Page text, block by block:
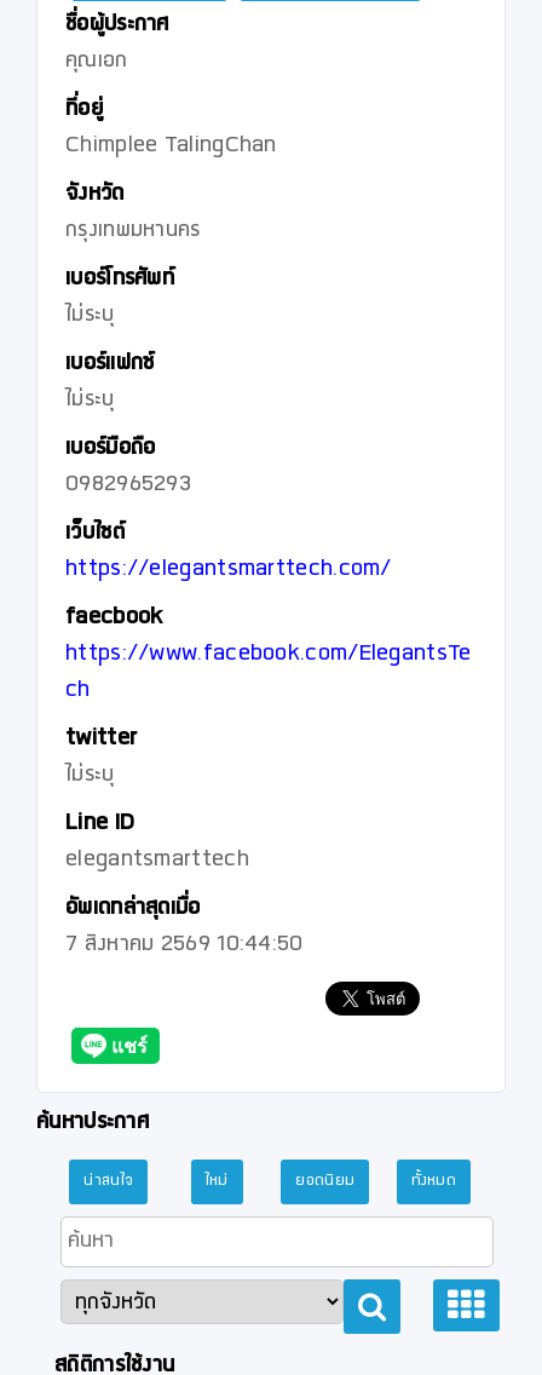
ชื่อผู้ประกาศ
คุณเอก
ที่อยู่
Chimplee TalingChan
จังหวัด
กรุงเทพมหานคร
เบอร์โทรศัพท์
ไม่ระบุ
เบอร์แฟกซ์
ไม่ระบุ
เบอร์มือถือ
0982965293
เว็บไซต์
https://elegantsmarttech.com/
faecbook
https://www.facebook.com/ElegantsTe
ch
twitter
ไม่ระบุ
Line ID
elegantsmarttech
อัพเดทล่าสุดเมื่อ
7 สิงหาคม 2569 10:44:50
ค้นหาประกาศ
น่าสนใจ ใหม่ ยอดนิยม ทั้งหมด
สถิติการใช้งาน